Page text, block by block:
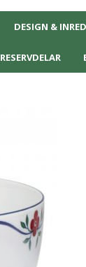
DESIGN &
RESERVDELAR